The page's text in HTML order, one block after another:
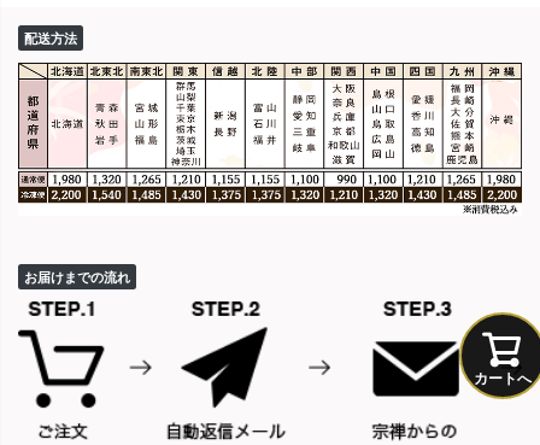
配送方法
お届けまでの流れ
カートへ